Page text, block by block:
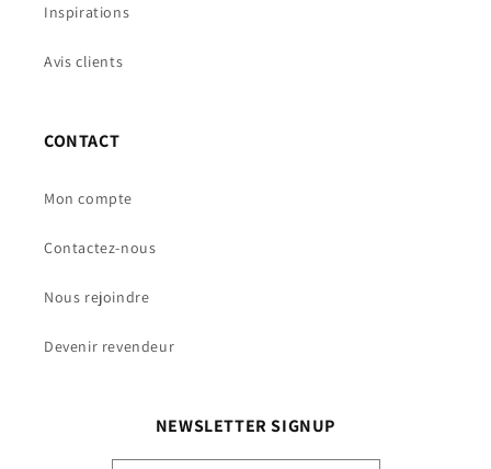
Inspirations
Avis clients
CONTACT
Mon compte
Contactez-nous
Nous rejoindre
Devenir revendeur
NEWSLETTER SIGNUP